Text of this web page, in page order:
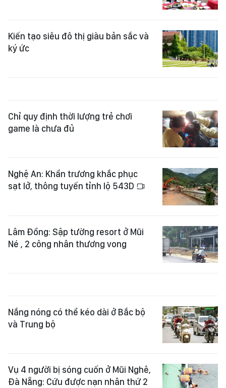
Kiến tạo siêu đô thị giàu bản sắc và
ký ức
Chỉ quy định thời lượng trẻ chơi
game là chưa đủ
Nghệ An: Khẩn trương khắc phục
sạt lở, thông tuyến tỉnh lộ 543D
Lâm Đồng: Sập tường resort ở Mũi
Né , 2 công nhân thương vong
Nắng nóng có thể kéo dài ở Bắc bộ
và Trung bộ
Vụ 4 người bị sóng cuốn ở Mũi Nghê,
Đà Nẵng: Cứu được nạn nhân thứ 2